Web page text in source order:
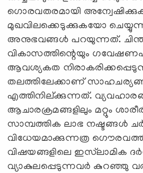
ഗൊരവതരമായി
മുഖവിലക്കെടുക്കുകയോ
അനുഭവങ്ങള്‍ പറയുന്നത്.
വികാസത്തിന്റെയും
ആവശ്യകത
തലത്തിലേക്കാണ്
എത്തിനില്ക്കുന്നത്.
ആചാരക്രമങ്ങളിലും മറ്റും
സാമ്പത്തിക ലാഭ നഷ്ടങ്ങള്‍
വിധേയമാക്കുന്നത്ര
വിഷയങ്ങളിലെ ഇസ്‍ലാമിക
വ്യാകുലപ്പെടുന്നവര്‍ കുറഞ്ഞു